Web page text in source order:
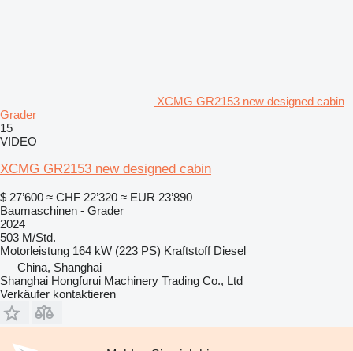
XCMG GR2153 new designed cabin
Grader
15
VIDEO
XCMG GR2153 new designed cabin
$ 27’600 ≈ CHF 22’320 ≈ EUR 23’890
Baumaschinen - Grader
2024
503 M/Std.
Motorleistung 164 kW (223 PS) Kraftstoff Diesel
China, Shanghai
Shanghai Hongfurui Machinery Trading Co., Ltd
Verkäufer kontaktieren